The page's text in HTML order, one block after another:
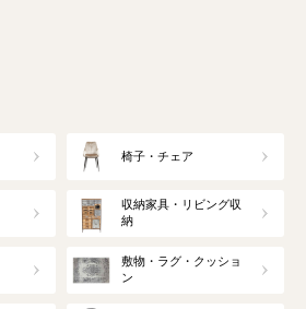
椅子・チェア
収納家具・リビング収
納
敷物・ラグ・クッショ
ン